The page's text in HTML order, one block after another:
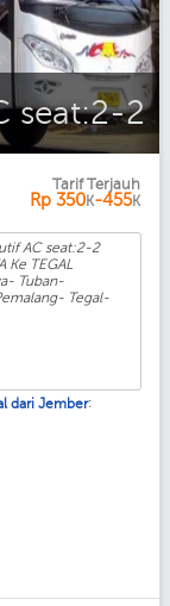
seat:2-2
Tarif Terjauh
Rp 350K-455K
AC seat:2-2
Ke TEGAL
Tuban-
Tegal-
dari Jember: